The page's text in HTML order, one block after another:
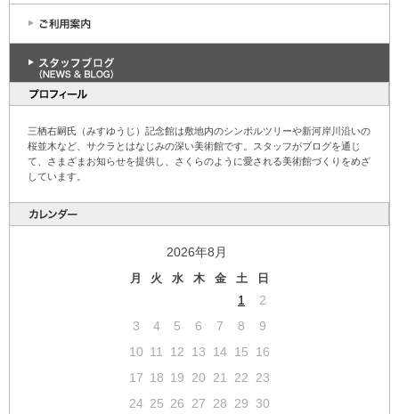
三栖右嗣氏（みすゆうじ）記念館は敷地内のシンボルツリーや新河岸川沿いの
桜並木など、サクラとはなじみの深い美術館です。スタッフがブログを通じ
て、さまざまお知らせを提供し、さくらのように愛される美術館づくりをめざ
しています。
2026年8月
月 火 水 木 金 土 日
1
2
3
4 5 6 7 8
9
10 11 12 13 14 15
16
17 18 19 20 21 22
23
24 25 26 27 28 29
30